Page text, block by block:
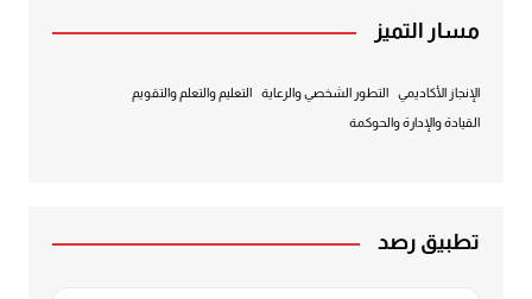
مسار التميز
الإنجاز الأكاديمي التطور الشخصي والرعاية التعليم والتعلم والتقويم
القيادة والإدارة والحوكمة
تطبيق رصد